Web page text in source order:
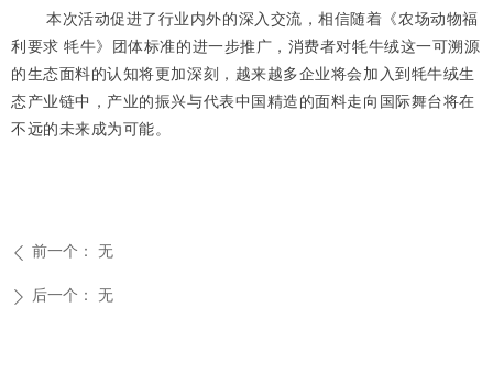
本次活动促进了行业内外的深入交流，相信随着《农场动物福
利要求 牦牛》团体标准的进一步推广，消费者对牦牛绒这一可溯源
的生态面料的认知将更加深刻，越来越多企业将会加入到牦牛绒生
态产业链中，产业的振兴与代表中国精造的面料走向国际舞台将在
不远的未来成为可能。
ꄴ 前一个： 无
ꄲ 后一个： 无